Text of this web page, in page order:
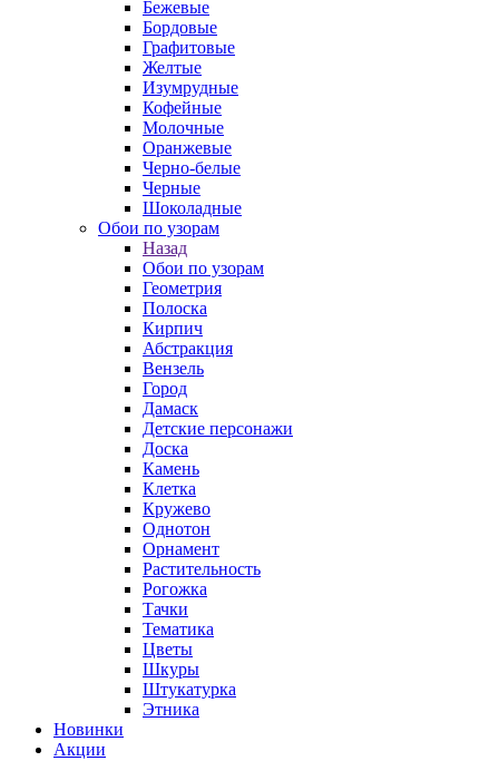
Бежевые
Бордовые
Графитовые
Желтые
Изумрудные
Кофейные
Молочные
Оранжевые
Черно-белые
Черные
Шоколадные
Обои по узорам
Назад
Обои по узорам
Геометрия
Полоска
Кирпич
Абстракция
Вензель
Город
Дамаск
Детские персонажи
Доска
Камень
Клетка
Кружево
Однотон
Орнамент
Растительность
Рогожка
Тачки
Тематика
Цветы
Шкуры
Штукатурка
Этника
Новинки
Акции